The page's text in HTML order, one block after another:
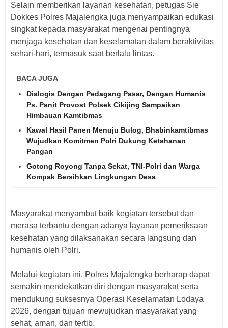
‎Selain memberikan layanan kesehatan, petugas Sie
Dokkes Polres Majalengka juga menyampaikan edukasi
singkat kepada masyarakat mengenai pentingnya
menjaga kesehatan dan keselamatan dalam beraktivitas
sehari-hari, termasuk saat berlalu lintas.
BACA JUGA
Dialogis Dengan Pedagang Pasar, Dengan Humanis
Ps. Panit Provost Polsek Cikijing Sampaikan
Himbauan Kamtibmas ‎
Kawal Hasil Panen Menuju Bulog, Bhabinkamtibmas
Wujudkan Komitmen Polri Dukung Ketahanan
Pangan
Gotong Royong Tanpa Sekat, TNI-Polri dan Warga
Kompak Bersihkan Lingkungan Desa
‎Masyarakat menyambut baik kegiatan tersebut dan
merasa terbantu dengan adanya layanan pemeriksaan
kesehatan yang dilaksanakan secara langsung dan
humanis oleh Polri.
‎Melalui kegiatan ini, Polres Majalengka berharap dapat
semakin mendekatkan diri dengan masyarakat serta
mendukung suksesnya Operasi Keselamatan Lodaya
2026, dengan tujuan mewujudkan masyarakat yang
sehat, aman, dan tertib.